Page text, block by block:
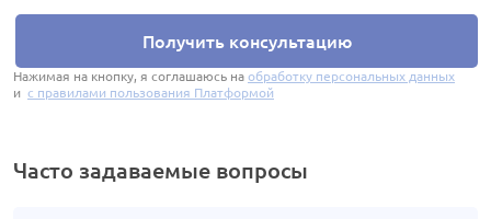
Получить консультацию
Нажимая на кнопку, я соглашаюсь наобработку персональных данных
и с правилами пользования Платформой
Часто задаваемые вопросы